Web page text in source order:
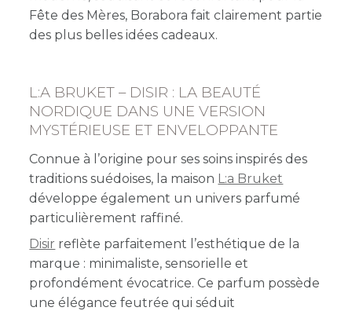
Fête des Mères, Borabora fait clairement partie
des plus belles idées cadeaux.
L:A BRUKET – DISIR : LA BEAUTÉ
NORDIQUE DANS UNE VERSION
MYSTÉRIEUSE ET ENVELOPPANTE
Connue à l’origine pour ses soins inspirés des
traditions suédoises, la maison L:a Bruket
développe également un univers parfumé
particulièrement raffiné.
Disir reflète parfaitement l’esthétique de la
marque : minimaliste, sensorielle et
profondément évocatrice. Ce parfum possède
une élégance feutrée qui séduit